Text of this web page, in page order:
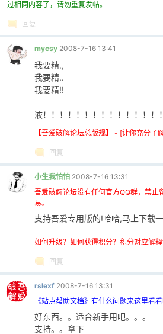
cn
过相同内容了，请勿重复发帖。
回复
mycsy 2008-7-16 13:41
我要精,,
我要精..
我要精!!
液！！！！！！！！！！！！！！
【吾爱破解论坛总版规】 - [让你充分了
回复
小生我怕怕 2008-7-16 13:31
吾爱破解论坛没有任何官方QQ群，禁止
易。
支持吾爱专用版的!哈哈,马上下载
如何升级？如何获得积分？积分对应解释
回复
rslexf 2008-7-16 13:31
《站点帮助文档》有什么问题来这里看
好东西。。适合新手用吧。。。
支持。。拿下